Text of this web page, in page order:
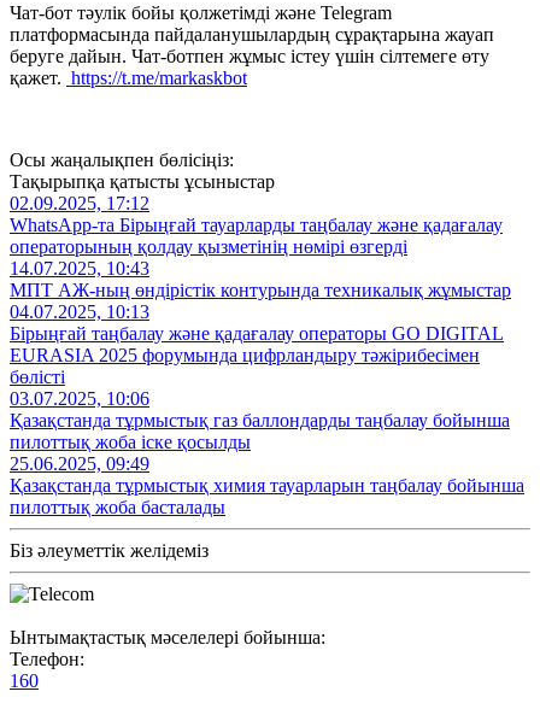
Чат-бот тәулік бойы қолжетімді және Telegram
платформасында пайдаланушылардың сұрақтарына жауап
беруге дайын. Чат-ботпен жұмыс істеу үшін сілтемеге өту
қажет. https://t.me/markaskbot
Осы жаңалықпен бөлісіңіз:
Тақырыпқа қатысты ұсыныстар
02.09.2025, 17:12
WhatsApp-та Бірыңғай тауарларды таңбалау және қадағалау
операторының қолдау қызметінің нөмірі өзгерді
14.07.2025, 10:43
МПТ АЖ-ның өндірістік контурында техникалық жұмыстар
04.07.2025, 10:13
Бірыңғай таңбалау және қадағалау операторы GO DIGITAL
EURASIA 2025 форумында цифрландыру тәжірибесімен
бөлісті
03.07.2025, 10:06
Қазақстанда тұрмыстық газ баллондарды таңбалау бойынша
пилоттық жоба іске қосылды
25.06.2025, 09:49
Қазақстанда тұрмыстық химия тауарларын таңбалау бойынша
пилоттық жоба басталады
Біз әлеуметтік желідеміз
Ынтымақтастық мәселелері бойынша:
Телефон:
160